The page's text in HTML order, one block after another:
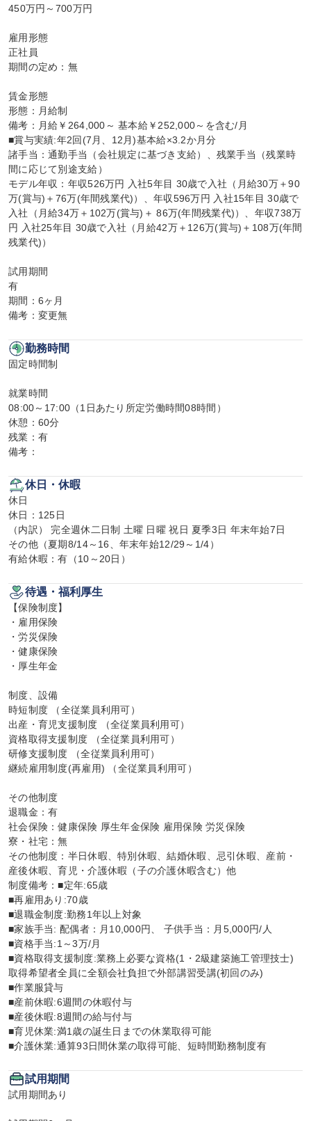
450万円～700万円
雇用形態
正社員
期間の定め：無
賃金形態
形態：月給制
備考：月給￥264,000～ 基本給￥252,000～を含む/月
■賞与実績:年2回(7月、12月)基本給×3.2か月分
諸手当：通勤手当（会社規定に基づき支給）、残業手当（残業時
間に応じて別途支給）
モデル年収：年収526万円 入社5年目 30歳で入社（月給30万＋90
万(賞与)＋76万(年間残業代)）、年収596万円 入社15年目 30歳で
入社（月給34万＋102万(賞与)＋ 86万(年間残業代)）、年収738万
円 入社25年目 30歳で入社（月給42万＋126万(賞与)＋108万(年間
残業代)）
試用期間
有
期間：6ヶ月
備考：変更無
勤務時間
固定時間制
就業時間
08:00～17:00（1日あたり所定労働時間08時間）
休憩：60分
残業：有
備考：
休日・休暇
休日
休日：125日
（内訳） 完全週休二日制 土曜 日曜 祝日 夏季3日 年末年始7日
その他（夏期8/14～16、年末年始12/29～1/4）
有給休暇：有（10～20日）
待遇・福利厚生
【保険制度】
・雇用保険
・労災保険
・健康保険
・厚生年金
制度、設備
時短制度 （全従業員利用可）
出産・育児支援制度 （全従業員利用可）
資格取得支援制度 （全従業員利用可）
研修支援制度 （全従業員利用可）
継続雇用制度(再雇用) （全従業員利用可）
その他制度
退職金：有
社会保険：健康保険 厚生年金保険 雇用保険 労災保険
寮・社宅：無
その他制度：半日休暇、特別休暇、結婚休暇、忌引休暇、産前・
産後休暇、育児・介護休暇（子の介護休暇含む）他
制度備考：■定年:65歳
■再雇用あり:70歳
■退職金制度:勤務1年以上対象
■家族手当: 配偶者：月10,000円、 子供手当：月5,000円/人
■資格手当:1～3万/月
■資格取得支援制度:業務上必要な資格(1・2級建築施工管理技士)
取得希望者全員に全額会社負担で外部講習受講(初回のみ)
■作業服貸与
■産前休暇:6週間の休暇付与
■産後休暇:8週間の給与付与
■育児休業:満1歳の誕生日までの休業取得可能
■介護休業:通算93日間休業の取得可能、短時間勤務制度有
試用期間
試用期間あり